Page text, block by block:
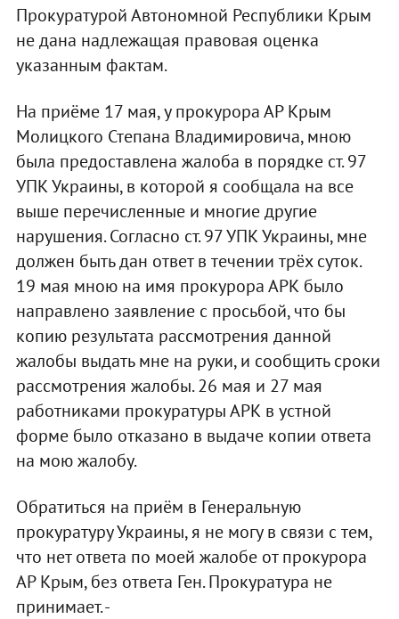
Прокуратурой Автономной Республики Крым
не дана надлежащая правовая оценка
указанным фактам.
На приёме 17 мая, у прокурора АР Крым
Молицкого Степана Владимировича, мною
была предоставлена жалоба в порядке ст. 97
УПК Украины, в которой я сообщала на все
выше перечисленные и многие другие
нарушения. Согласно ст. 97 УПК Украины, мне
должен быть дан ответ в течении трёх суток.
19 мая мною на имя прокурора АРК было
направлено заявление с просьбой, что бы
копию результата рассмотрения данной
жалобы выдать мне на руки, и сообщить сроки
рассмотрения жалобы. 26 мая и 27 мая
работниками прокуратуры АРК в устной
форме было отказано в выдаче копии ответа
на мою жалобу.
Обратиться на приём в Генеральную
прокуратуру Украины, я не могу в связи с тем,
что нет ответа по моей жалобе от прокурора
АР Крым, без ответа Ген. Прокуратура не
принимает. -